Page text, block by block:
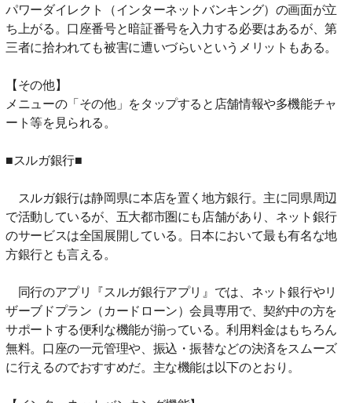
パワーダイレクト（インターネットバンキング）の画面が立
ち上がる。口座番号と暗証番号を入力する必要はあるが、第
三者に拾われても被害に遭いづらいというメリットもある。
【その他】
メニューの「その他」をタップすると店舗情報や多機能チャ
ート等を見られる。
■スルガ銀行■
スルガ銀行は静岡県に本店を置く地方銀行。主に同県周辺
で活動しているが、五大都市圏にも店舗があり、ネット銀行
のサービスは全国展開している。日本において最も有名な地
方銀行とも言える。
同行のアプリ『スルガ銀行アプリ』では、ネット銀行やリ
ザーブドプラン（カードローン）会員専用で、契約中の方を
サポートする便利な機能が揃っている。利用料金はもちろん
無料。口座の一元管理や、振込・振替などの決済をスムーズ
に行えるのでおすすめだ。主な機能は以下のとおり。